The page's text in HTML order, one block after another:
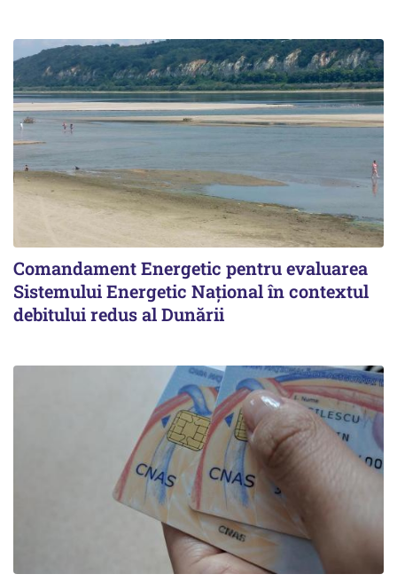
Comandament Energetic pentru evaluarea
Sistemului Energetic Naţional în contextul
debitului redus al Dunării